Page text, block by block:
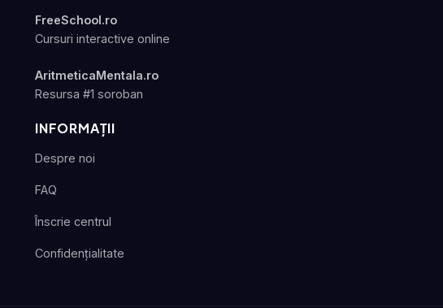
FreeSchool.ro
Cursuri interactive online
AritmeticaMentala.ro
Resursa #1 soroban
INFORMAȚII
Despre noi
FAQ
Înscrie centrul
Confidențialitate